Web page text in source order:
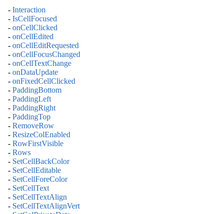
- Interaction
- IsCellFocused
- onCellClicked
- onCellEdited
- onCellEditRequested
- onCellFocusChanged
- onCellTextChange
- onDataUpdate
- onFixedCellClicked
- PaddingBottom
- PaddingLeft
- PaddingRight
- PaddingTop
- RemoveRow
- ResizeColEnabled
- RowFirstVisible
- Rows
- SetCellBackColor
- SetCellEditable
- SetCellForeColor
- SetCellText
- SetCellTextAlign
- SetCellTextAlignVert